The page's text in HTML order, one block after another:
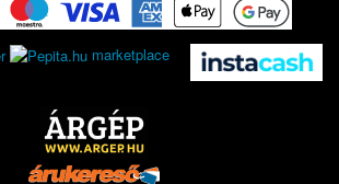
marketplace